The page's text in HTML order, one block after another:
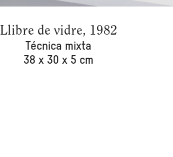
Llibre de vidre, 1982
Técnica mixta
38 x 30 x 5 cm